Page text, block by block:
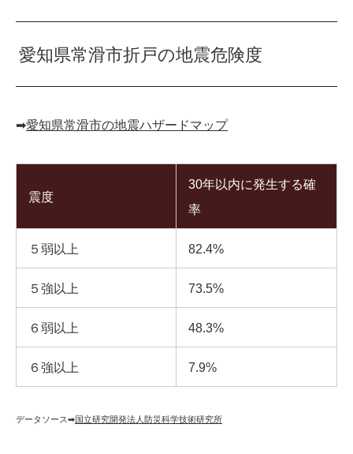
愛知県常滑市折戸の地震危険度
➡︎愛知県常滑市の地震ハザードマップ
震度
30年以内に発生する確
率
５弱以上 82.4%
５強以上 73.5%
６弱以上 48.3%
６強以上 7.9%
データソース➡︎国立研究開発法人防災科学技術研究所